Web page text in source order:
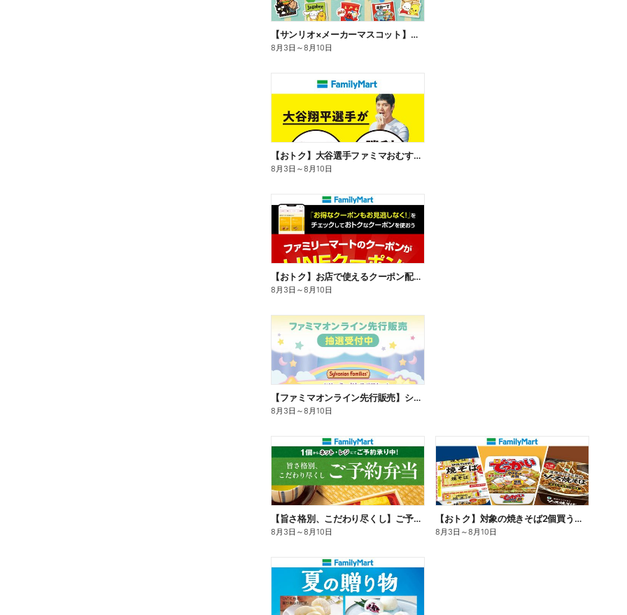
【サンリオ×メーカーマスコット】オリジナルグッズ貰える!
8月3日 ～8月10日
【おトク】大谷選手ファミマおむすび割
8月3日 ～8月10日
【おトク】お店で使えるクーポン配信中
8月3日 ～8月10日
【ファミマオンライン先行販売】シルバニアファミリー
8月3日 ～8月10日
【旨さ格別、こだわり尽くし】ご予約弁当
8月3日 ～8月10日
【おトク】対象の焼きそば2個買うと100円引き!
8月3日 ～8月10日